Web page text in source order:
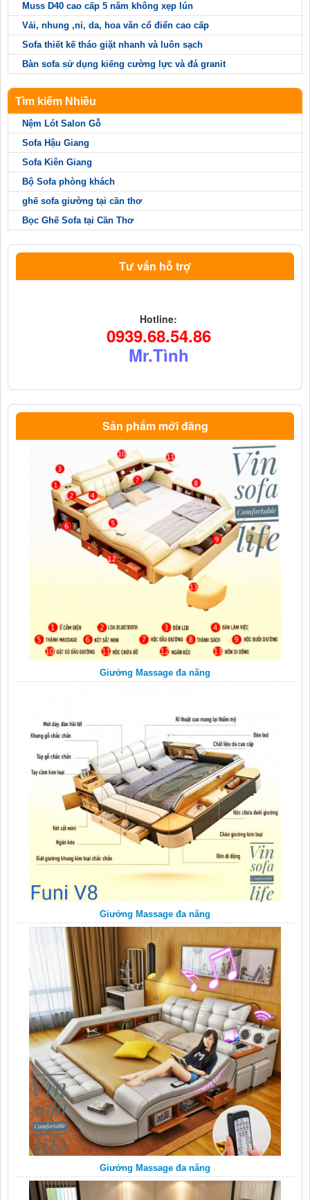
Muss D40 cao cấp 5 năm không xẹp lún
Vải, nhung ,nỉ, da, hoa văn cổ điển cao cấp
Sofa thiết kế tháo giặt nhanh và luôn sạch
Bàn sofa sử dụng kiếng cường lực và đá granit
Tìm kiếm Nhiều
Nệm Lót Salon Gỗ
Sofa Hậu Giang
Sofa Kiên Giang
Bộ Sofa phòng khách
ghế sofa giường tại cần thơ
Bọc Ghế Sofa tại Cần Thơ
Tư vấn hỗ trợ
Hotline:
0939.68.54.86
Mr.Tình
Sản phẩm mới đăng
Giưởng Massage đa năng
Giưởng Massage đa năng
Giưởng Massage đa năng